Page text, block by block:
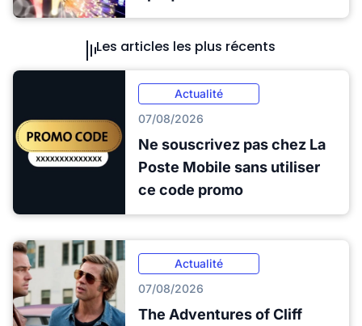
Les articles les plus récents
Actualité
07/08/2026
Ne souscrivez pas chez La
Poste Mobile sans utiliser
ce code promo
Actualité
07/08/2026
The Adventures of Cliff